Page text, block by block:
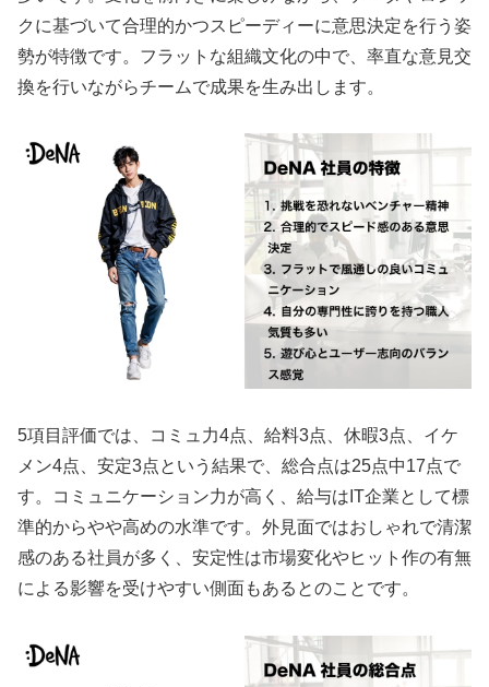
クに基づいて合理的かつスピーディーに意思決定を行う姿
勢が特徴です。フラットな組織文化の中で、率直な意見交
換を行いながらチームで成果を生み出します。
5項目評価では、コミュ力4点、給料3点、休暇3点、イケ
メン4点、安定3点という結果で、総合点は25点中17点で
す。コミュニケーション力が高く、給与はIT企業として標
準的からやや高めの水準です。外見面ではおしゃれで清潔
感のある社員が多く、安定性は市場変化やヒット作の有無
による影響を受けやすい側面もあるとのことです。